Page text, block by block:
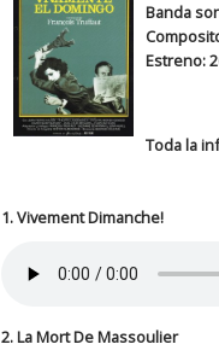
Banda
Estreno:
Toda la
1. Vivement Dimanche!
2. La Mort De Massoulier